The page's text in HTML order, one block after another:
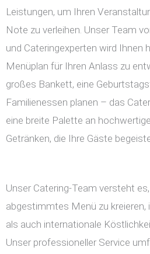
Leistungen, um Ihren
Note zu verleihen. Unser Team
und Cateringexperten wird Ihnen
Menüplan für Ihren Anlass zu
großes Bankett, eine
Familienessen planen – das
eine breite Palette an
Getränken, die Ihre Gäste
Unser Catering-Team versteht
abgestimmtes Menü zu
als auch internationale
Unser professioneller Service